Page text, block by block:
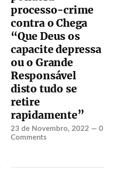
processo-crime
contra o Chega
“Que Deus os
capacite depressa
ou o Grande
Responsável
disto tudo se
retire
rapidamente”
23 de Novembro, 2022 —0
Comments